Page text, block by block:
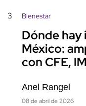
3 Bienestar
Dónde
México:
con CFE,
Anel Rangel
08 de abril de 2026